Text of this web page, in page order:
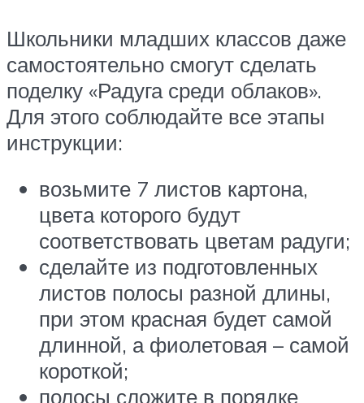
Школьники младших классов даже
самостоятельно смогут сделать
поделку «Радуга среди облаков».
Для этого соблюдайте все этапы
инструкции:
возьмите 7 листов картона,
цвета которого будут
соответствовать цветам радуги;
сделайте из подготовленных
листов полосы разной длины,
при этом красная будет самой
длинной, а фиолетовая – самой
короткой;
полосы сложите в порядке